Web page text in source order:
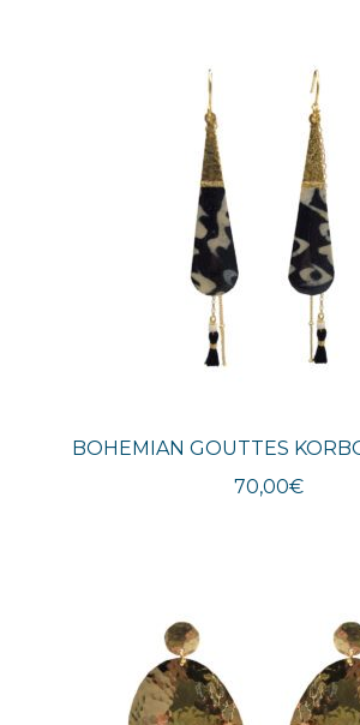
BOHEMIAN GOUTTES
70,00€